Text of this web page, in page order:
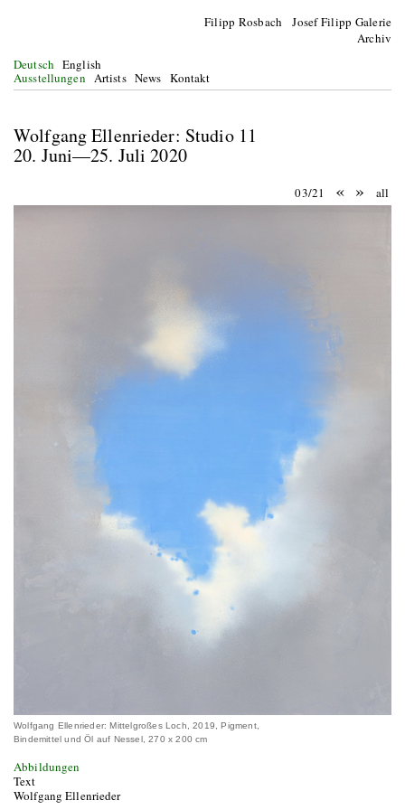
Filipp Rosbach Josef Filipp Galerie
Archiv
Deutsch English
Ausstellungen Artists News Kontakt
Wolfgang Ellenrieder: Studio 11
20. Juni—25. Juli 2020
03/21 « » all
Wolfgang Ellenrieder: Mittelgroßes Loch, 2019, Pigment,
Bindemittel und Öl auf Nessel, 270 x 200 cm
Abbildungen
Text
Wolfgang Ellenrieder